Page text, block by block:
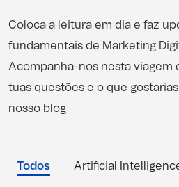
Coloca a leitura em dia e faz
fundamentais de Marketing
Acompanha-nos nesta viagem
tuas questões e o que
nosso blog
Todos Artificial